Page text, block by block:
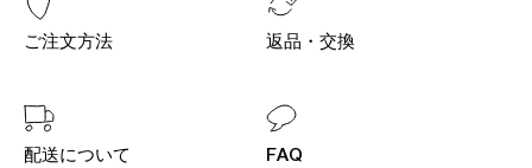
ご注文方法 返品・交換
配送について
FAQ